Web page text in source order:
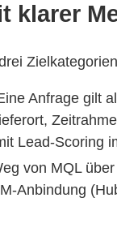
klarer
Anfrage gilt
Lead-Scoring
von MQL
Anbindung